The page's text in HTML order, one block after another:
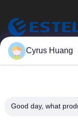
ESTEL
Casa.
Cyrus Huang
Good day, what